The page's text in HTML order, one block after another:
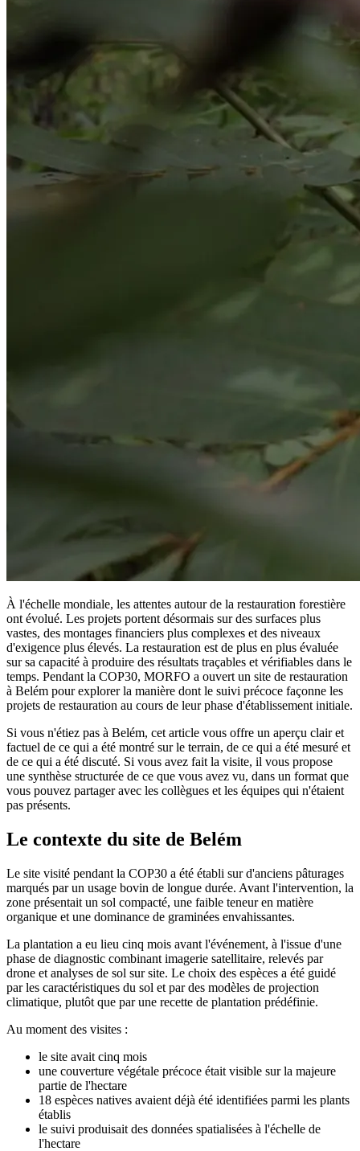
À l'échelle mondiale, les attentes autour de la restauration forestière
ont évolué. Les projets portent désormais sur des surfaces plus
vastes, des montages financiers plus complexes et des niveaux
d'exigence plus élevés. La restauration est de plus en plus évaluée
sur sa capacité à produire des résultats traçables et vérifiables dans le
temps. Pendant la COP30, MORFO a ouvert un site de restauration
à Belém pour explorer la manière dont le suivi précoce façonne les
projets de restauration au cours de leur phase d'établissement initiale.
Si vous n'étiez pas à Belém, cet article vous offre un aperçu clair et
factuel de ce qui a été montré sur le terrain, de ce qui a été mesuré et
de ce qui a été discuté. Si vous avez fait la visite, il vous propose
une synthèse structurée de ce que vous avez vu, dans un format que
vous pouvez partager avec les collègues et les équipes qui n'étaient
pas présents.
Le contexte du site de Belém
Le site visité pendant la COP30 a été établi sur d'anciens pâturages
marqués par un usage bovin de longue durée. Avant l'intervention, la
zone présentait un sol compacté, une faible teneur en matière
organique et une dominance de graminées envahissantes.
La plantation a eu lieu cinq mois avant l'événement, à l'issue d'une
phase de diagnostic combinant imagerie satellitaire, relevés par
drone et analyses de sol sur site. Le choix des espèces a été guidé
par les caractéristiques du sol et par des modèles de projection
climatique, plutôt que par une recette de plantation prédéfinie.
Au moment des visites :
le site avait cinq mois
une couverture végétale précoce était visible sur la majeure
partie de l'hectare
18 espèces natives avaient déjà été identifiées parmi les plants
établis
le suivi produisait des données spatialisées à l'échelle de
l'hectare